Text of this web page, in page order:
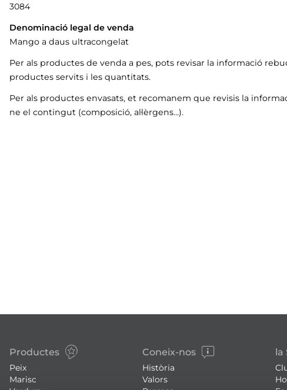
3084
Denominació legal de venda
Mango a daus ultracongelat
Per als productes de venda a pes, pots revisar la informació
productes servits i les quantitats.
Per als productes envasats, et recomanem que revisis la
ne el contingut (composició, al·lèrgens…).
Productes
Peix
Marisc
Coneix-nos
Història
Valors
la